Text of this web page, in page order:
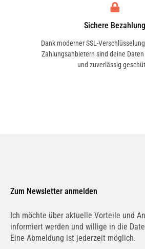
Sichere Bezahlung
Dank moderner SSL-
Zahlungsanbietern sind deine
und zuverlässig
Zum Newsletter anmelden
Ich möchte über aktuelle Vorteile und
informiert werden und willige in die
Eine Abmeldung ist jederzeit möglich.